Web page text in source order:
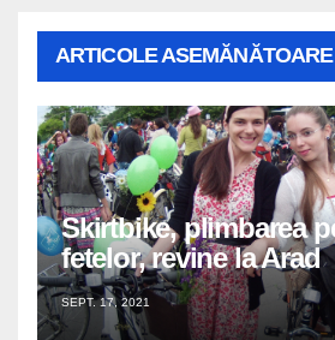
ARTICOLE ASEMĂNĂTOARE
Skirtbike, plimbarea
fetelor, revine la Arad
SEPT. 17, 2021